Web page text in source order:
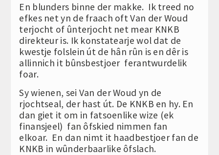
En blunders binne der makke. Ik treed no
efkes net yn de fraach oft Van der Woud
terjocht of ûnterjocht net mear KNKB
direkteur is. Ik konstatearje wol dat de
kwestje folslein út de hân rûn is en dêr is
allinnich it bûnsbestjoer ferantwurdelik
foar.
Sy wienen, sei Van der Woud yn de
rjochtseal, der hast út. De KNKB en hy. En
dan giet it om in fatsoenlike wize (ek
finansjeel) fan ôfskied nimmen fan
elkoar. En dan nimt it haadbestjoer fan de
KNKB in wûnderbaarlike ôfslach.